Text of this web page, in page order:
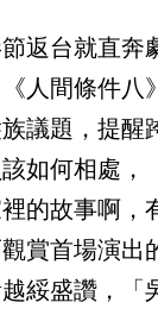
返台就直奔
人間條件八
議題，提醒
如何相處，
的故事啊，
賞首場演出
綏盛讚，「